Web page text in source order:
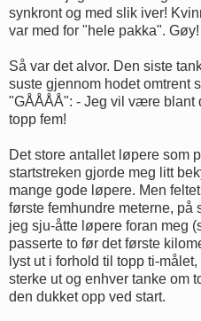
synkront og med slik iver!
var med for "hele pakka". Gøy!
Så var det alvor. Den siste
suste gjennom hodet omtrent
"GÅÅÅÅ": - Jeg vil være blant
topp fem!
Det store antallet løpere som
startstreken gjorde meg litt
mange gode løpere. Men
første femhundre meterne, på
jeg sju-åtte løpere foran meg
passerte to før det første
lyst ut i forhold til topp ti-
sterke ut og enhver tanke om
den dukket opp ved start.